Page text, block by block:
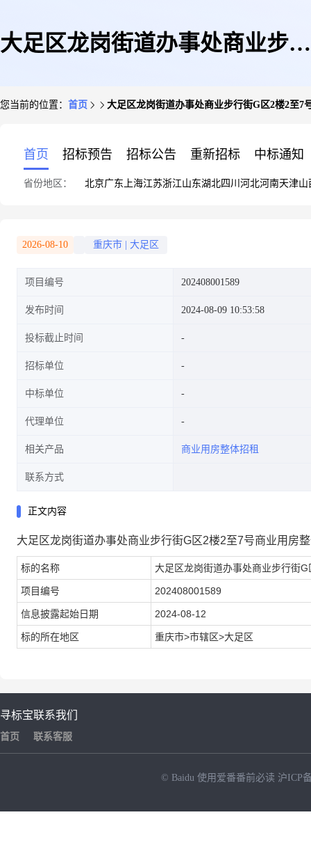
大足区龙岗街道办事处商业步行
您当前的位置： 首页 大足区龙岗街道办事处商业步行街G区2楼2至7
首页 招标预告 招标公告 重新招标 中标通知
省份地区： 北京广东 上海江苏浙江山东湖北四川 河北河南天津山
2026-08-10 重庆市 大足区
项目编号 202408001589
发布时间 2024-08-09 10:53:58
投标截止时间
招标单位
中标单位
代理单位
相关产品 商业用房整体招租
联系方式
正文内容
大足区龙岗街道办事处商业步行街G区2楼2至7号商业用房
标的名称 大足区龙岗街道办事处商业步行街
项目编号 202408001589
信息披露起始日期 2024-08-12
标的所在地区 重庆市>市辖区>大足区
寻标宝
首页
联系我们
联系客服
© Baidu 使用爱番番前必读 沪ICP